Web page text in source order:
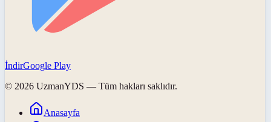
İndirGoogle Play
© 2026 UzmanYDS — Tüm hakları saklıdır.
Anasayfa